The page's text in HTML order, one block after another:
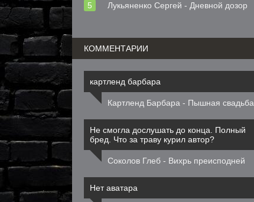
Лукьяненко Сергей - Дневной дозор
КОММЕНТАРИИ
картленд барбара
Картленд Барбара - Пышная свадьба
Не смогла дослушать до конца. Полный
бред. Что за траву курил автор?
Соколов Глеб - Вихрь преисподней
Нет аватара